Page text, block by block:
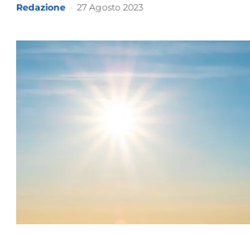
Redazione 27 Agosto 2023